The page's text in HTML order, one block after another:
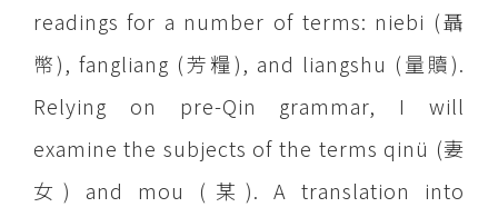
readings for a number of terms: niebi (聶
幣), fangliang (芳糧), and liangshu (量贖).
Relying on pre-Qin grammar, I will
examine the subjects of the terms qinü (妻
女) and mou (某). A translation into